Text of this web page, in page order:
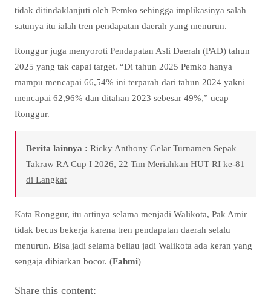
tidak ditindaklanjuti oleh Pemko sehingga implikasinya salah
satunya itu ialah tren pendapatan daerah yang menurun.
Ronggur juga menyoroti Pendapatan Asli Daerah (PAD) tahun
2025 yang tak capai target. “Di tahun 2025 Pemko hanya
mampu mencapai 66,54% ini terparah dari tahun 2024 yakni
mencapai 62,96% dan ditahan 2023 sebesar 49%,” ucap
Ronggur.
Berita lainnya : Ricky Anthony Gelar Turnamen Sepak
Takraw RA Cup I 2026, 22 Tim Meriahkan HUT RI ke-81
di Langkat
Kata Ronggur, itu artinya selama menjadi Walikota, Pak Amir
tidak becus bekerja karena tren pendapatan daerah selalu
menurun. Bisa jadi selama beliau jadi Walikota ada keran yang
sengaja dibiarkan bocor. (Fahmi)
Share this content: